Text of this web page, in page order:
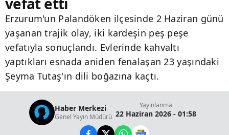
Erzurum'un Palandöken ilçesinde 2 Haziran günü
yaşanan trajik olay, iki kardeşin peş peşe
vefatıyla sonuçlandı. Evlerinde kahvaltı
yaptıkları esnada aniden fenalaşan 23 yaşındaki
Şeyma Tutaş'ın dili boğazına kaçtı.
Haber Merkezi
Genel Yayın Müdürü
Yayınlanma
22 Haziran 2026 - 01:58